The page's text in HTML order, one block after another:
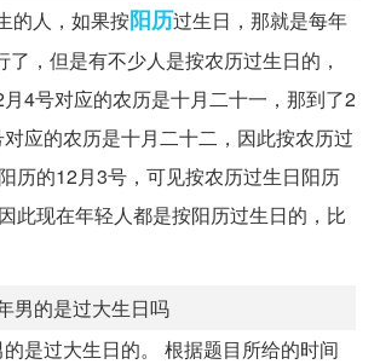
的人，如果按阳历过生日，那就是每年
了，但是有不少人是按农历过生日的，
4号对应的农历是十月二十一，那到了2
应的农历是十月二十二，因此按农历过
历的12月3号，可见按农历过生日阳历
此现在年轻人都是按阳历过生日的，比
男的是过大生日吗
是过大生日的。 根据题目所给的时间